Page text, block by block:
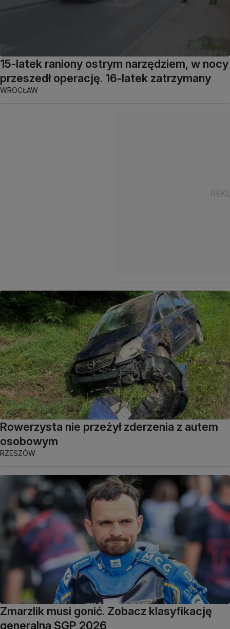
15-latek raniony ostrym narzędziem, w nocy
przeszedł operację. 16-latek zatrzymany
WROCŁAW
Rowerzysta nie przeżył zderzenia z autem
osobowym
RZESZÓW
Zmarzlik musi gonić. Zobacz klasyfikację
generalną SGP 2026